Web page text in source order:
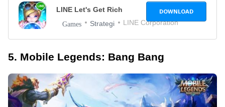
LINE Let's Get Rich
Games Strategi LINE Corporation
DOWNLOAD
5. Mobile Legends: Bang Bang